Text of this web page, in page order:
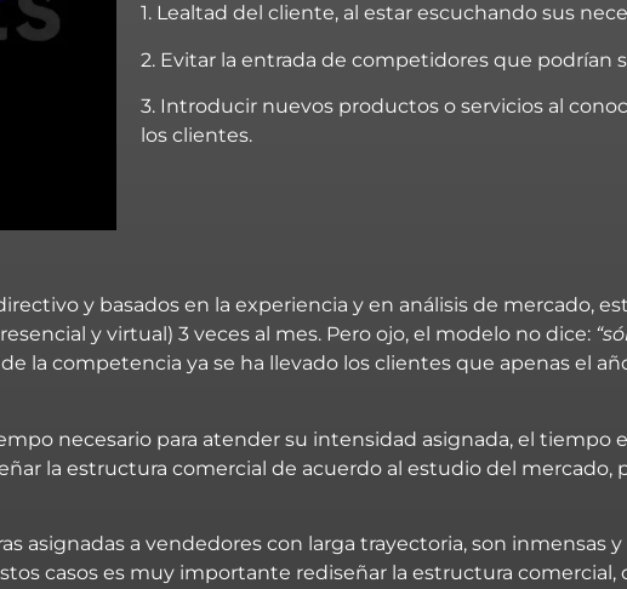
1. Lealtad del cliente, al estar escuchando sus
2. Evitar la entrada de competidores que podrían
3. Introducir nuevos productos o servicios al
los clientes.
y basados en la experiencia y en análisis de mercado,
y virtual) 3 veces al mes. Pero ojo, el modelo no dice:
la competencia ya se ha llevado los clientes que apenas el
necesario para atender su intensidad asignada, el tiempo
la estructura comercial de acuerdo al estudio del mercado,
asignadas a vendedores con larga trayectoria, son inmensas y
casos es muy importante rediseñar la estructura comercial,